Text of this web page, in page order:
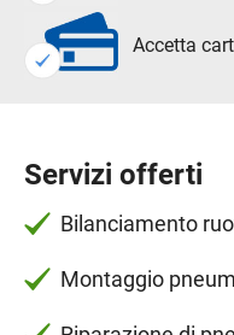
Accetta
Servizi offerti
Bilanciamento
Montaggio